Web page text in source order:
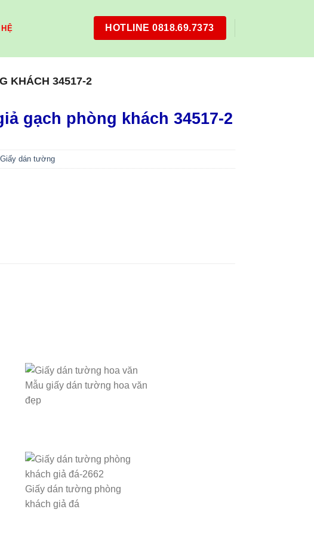
HOTLINE 0818.69.7373
KHÁCH 34517-2
gạch phòng khách 34517-2
Giấy dán tường
Mẫu giấy dán tường hoa văn
đẹp
Giấy dán tường phòng
khách giả đá